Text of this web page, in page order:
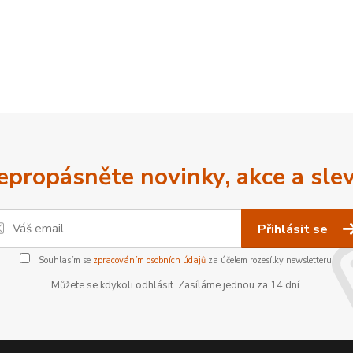
novinky, akce a
Přihlásit se
Souhlasím se zpracováním osobních údajůza účelem rozesílky newsletteru.
Můžete se kdykoli odhlásit. Zasíláme jednou za 14 dní.